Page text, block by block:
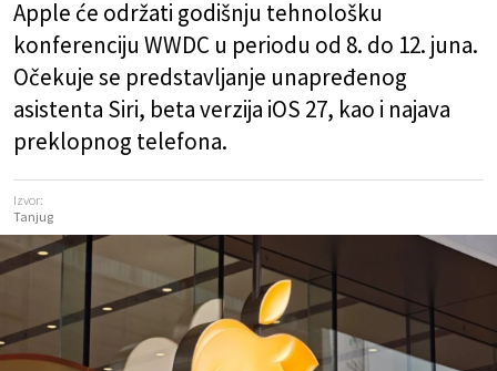
Apple će održati godišnju tehnološku
konferenciju WWDC u periodu od 8. do 12. juna.
Očekuje se predstavljanje unapređenog
asistenta Siri, beta verzija iOS 27, kao i najava
preklopnog telefona.
Izvor:
Tanjug